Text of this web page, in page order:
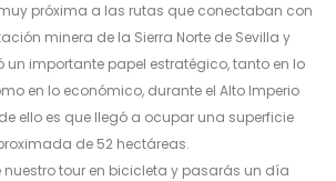
próxima a las rutas que conectaban con
minera de la Sierra Norte de Sevilla y
un importante papel estratégico, tanto en lo
en lo económico, durante el Alto Imperio
ello es que llegó a ocupar una superficie
de 52 hectáreas.
nuestro tour en bicicleta y pasarás un día